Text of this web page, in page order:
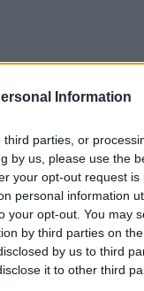
Information
parties, or
by us, please use the
your opt-out request
personal information
your opt-out. You may
by third parties on the
by us to third
it to other third